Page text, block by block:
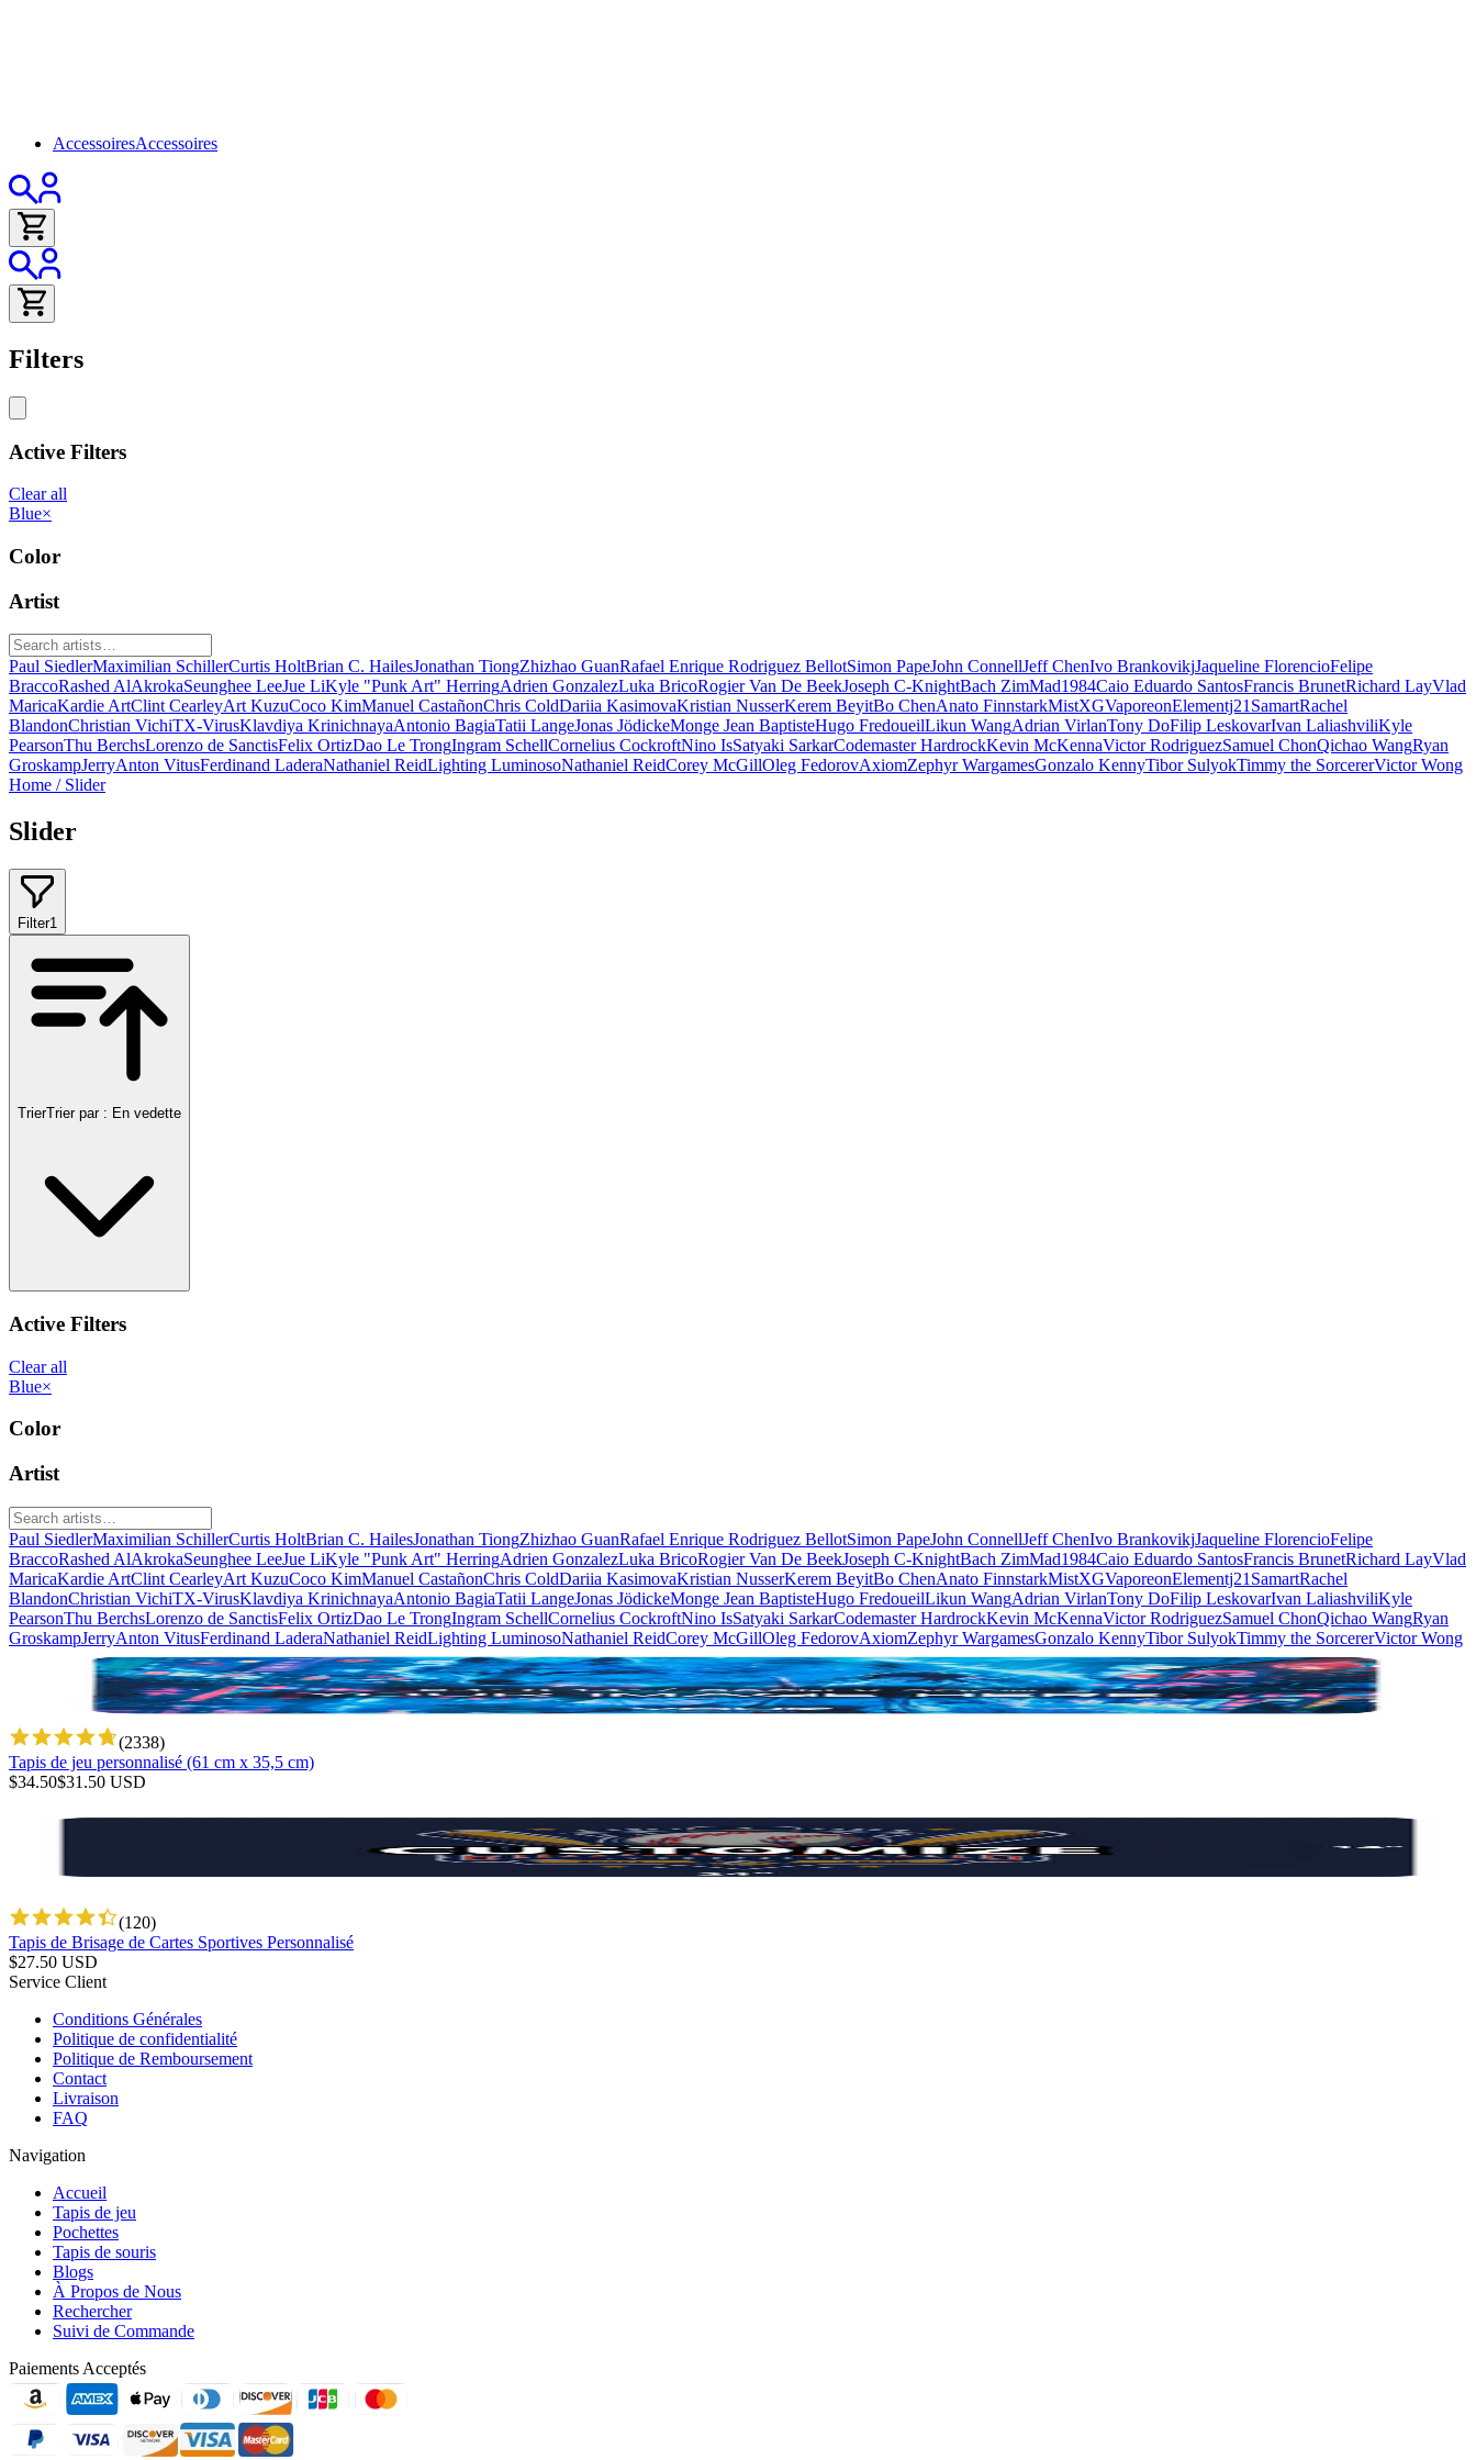
AccessoiresAccessoires
Filters
Active Filters
Clear all
Blue×
Color
Artist
Paul SiedlerMaximilian SchillerCurtis HoltBrian C. HailesJonathan TiongZhizhao GuanRafael Enrique Rodriguez BellotSimon PapeJohn ConnellJeff ChenIvo BrankovikjJaqueline FlorencioFelipe
BraccoRashed AlAkrokaSeunghee LeeJue LiKyle "Punk Art" HerringAdrien GonzalezLuka BricoRogier Van De BeekJoseph C-KnightBach ZimMad1984Caio Eduardo SantosFrancis BrunetRichard LayVlad
MaricaKardie ArtClint CearleyArt KuzuCoco KimManuel CastañonChris ColdDariia KasimovaKristian NusserKerem BeyitBo ChenAnato FinnstarkMistXGVaporeonElementj21SamartRachel
BlandonChristian VichiTX-VirusKlavdiya KrinichnayaAntonio BagiaTatii LangeJonas JödickeMonge Jean BaptisteHugo FredoueilLikun WangAdrian VirlanTony DoFilip LeskovarIvan LaliashviliKyle
PearsonThu BerchsLorenzo de SanctisFelix OrtizDao Le TrongIngram SchellCornelius CockroftNino IsSatyaki SarkarCodemaster HardrockKevin McKennaVictor RodriguezSamuel ChonQichao WangRyan
GroskampJerryAnton VitusFerdinand LaderaNathaniel ReidLighting LuminosoNathaniel ReidCorey McGillOleg FedorovAxiomZephyr WargamesGonzalo KennyTibor SulyokTimmy the SorcererVictor Wong
Home / Slider
Slider
Filter1
TrierTrier par : En vedette
Active Filters
Clear all
Blue×
Color
Artist
Paul SiedlerMaximilian SchillerCurtis HoltBrian C. HailesJonathan TiongZhizhao GuanRafael Enrique Rodriguez BellotSimon PapeJohn ConnellJeff ChenIvo BrankovikjJaqueline FlorencioFelipe
BraccoRashed AlAkrokaSeunghee LeeJue LiKyle "Punk Art" HerringAdrien GonzalezLuka BricoRogier Van De BeekJoseph C-KnightBach ZimMad1984Caio Eduardo SantosFrancis BrunetRichard LayVlad
MaricaKardie ArtClint CearleyArt KuzuCoco KimManuel CastañonChris ColdDariia KasimovaKristian NusserKerem BeyitBo ChenAnato FinnstarkMistXGVaporeonElementj21 SamartRachel
BlandonChristian VichiTX-VirusKlavdiya KrinichnayaAntonio BagiaTatii LangeJonas JödickeMonge Jean BaptisteHugo FredoueilLikun WangAdrian VirlanTony DoFilip LeskovarIvan LaliashviliKyle
PearsonThu BerchsLorenzo de SanctisFelix OrtizDao Le TrongIngram SchellCornelius CockroftNino IsSatyaki SarkarCodemaster HardrockKevin McKennaVictor RodriguezSamuel ChonQichao WangRyan
GroskampJerryAnton VitusFerdinand LaderaNathaniel ReidLighting LuminosoNathaniel ReidCorey McGillOleg FedorovAxiomZephyr WargamesGonzalo KennyTibor SulyokTimmy the SorcererVictor Wong
(2338)
Tapis de jeu personnalisé (61 cm x 35,5 cm)
$34.50$31.50 USD
(120)
Tapis de Brisage de Cartes Sportives Personnalisé
$27.50 USD
Service Client
Conditions Générales
Politique de confidentialité
Politique de Remboursement
Contact
Livraison
FAQ
Navigation
Accueil
Tapis de jeu
Pochettes
Tapis de souris
Blogs
À Propos de Nous
Rechercher
Suivi de Commande
Paiements Acceptés